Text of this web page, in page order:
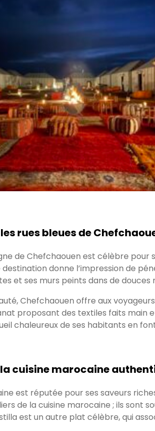
rues bleues de
de Chefchaouen est célèbre pour
donne l’impression de
et ses murs peints dans de douces
Chefchaouen offre aux
proposant des textiles faits main
chaleureux de ses habitants en
la cuisine marocaine
est réputée pour ses saveurs
de la cuisine marocaine ; ils sont
est un autre plat célèbre, qui